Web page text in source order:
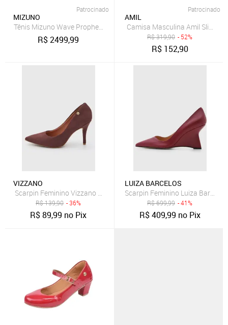
Patrocinado
MIZUNO
Tênis Mizuno Wave Prophecy 1
R$2499,99
Patrocinado
AMIL
Camisa Masculina Amil Slim
R$319,90 - 52%
R$ 152,90
VIZZANO
Scarpin Feminino Vizzano Salto Alto Marsala
R$139,90 - 36%
R$89,99 no Pix
LUIZA BARCELOS
Scarpin Feminino Luiza
R$699,99 - 41%
R$409,99 no Pix